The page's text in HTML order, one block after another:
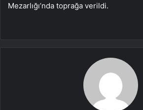
Mezarlığı’nda toprağa verildi.